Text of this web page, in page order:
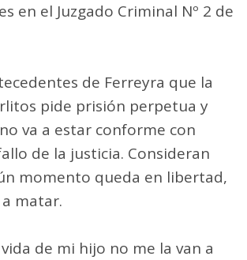
en el Juzgado Criminal Nº 2 de
de Ferreyra que la
pide prisión perpetua y
va a estar conforme con
de la justicia. Consideran
momento queda en libertad,
matar.
vida de mi hijo no me la van a